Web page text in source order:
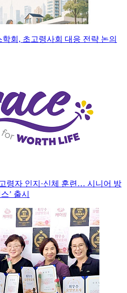
회, 초고령사회 대응 전략 논의
령자 인지·신체 훈련… 시니어 방
’ 출시